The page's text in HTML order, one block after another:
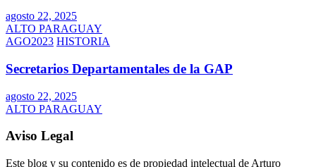
agosto 22, 2025
ALTO PARAGUAY
AGO2023 HISTORIA
Secretarios Departamentales de la GAP
agosto 22, 2025
ALTO PARAGUAY
Aviso Legal
Este blog y su contenido es de propiedad intelectual de Arturo